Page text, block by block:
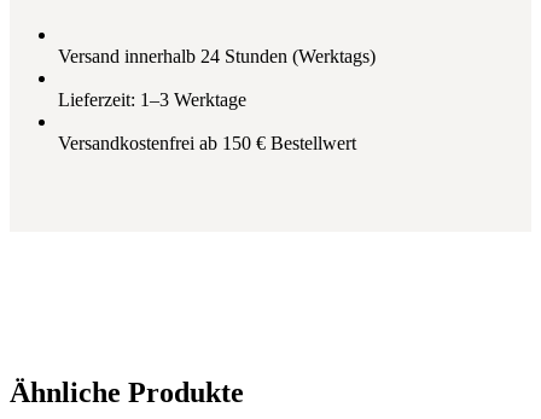
Versand innerhalb 24 Stunden (Werktags)
Lieferzeit: 1–3 Werktage
Versandkostenfrei ab 150 € Bestellwert
Ähnliche Produkte